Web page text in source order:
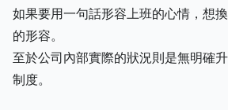
如果要用一句話形容上班的心情，想
的形容。
至於公司內部實際的狀況則是無明確
制度。